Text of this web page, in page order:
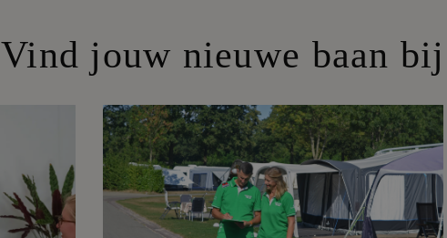
Vind jouw nieuwe baan